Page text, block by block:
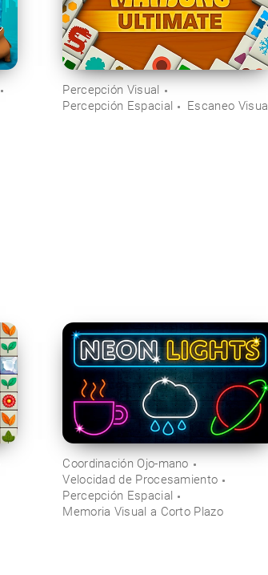
Percepción Visual
Percepción Espacial
Escaneo Visual
Coordinación Ojo-mano
Velocidad de Procesamiento
Percepción Espacial
Memoria Visual a Corto Plazo